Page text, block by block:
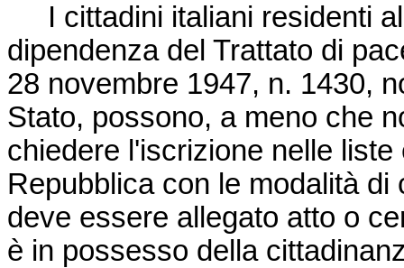
I cittadini italiani residenti
dipendenza del Trattato di
28 novembre 1947, n. 1430,
Stato, possono, a meno che
chiedere l'iscrizione nelle
Repubblica con le modalità
deve essere allegato atto o
è in possesso della